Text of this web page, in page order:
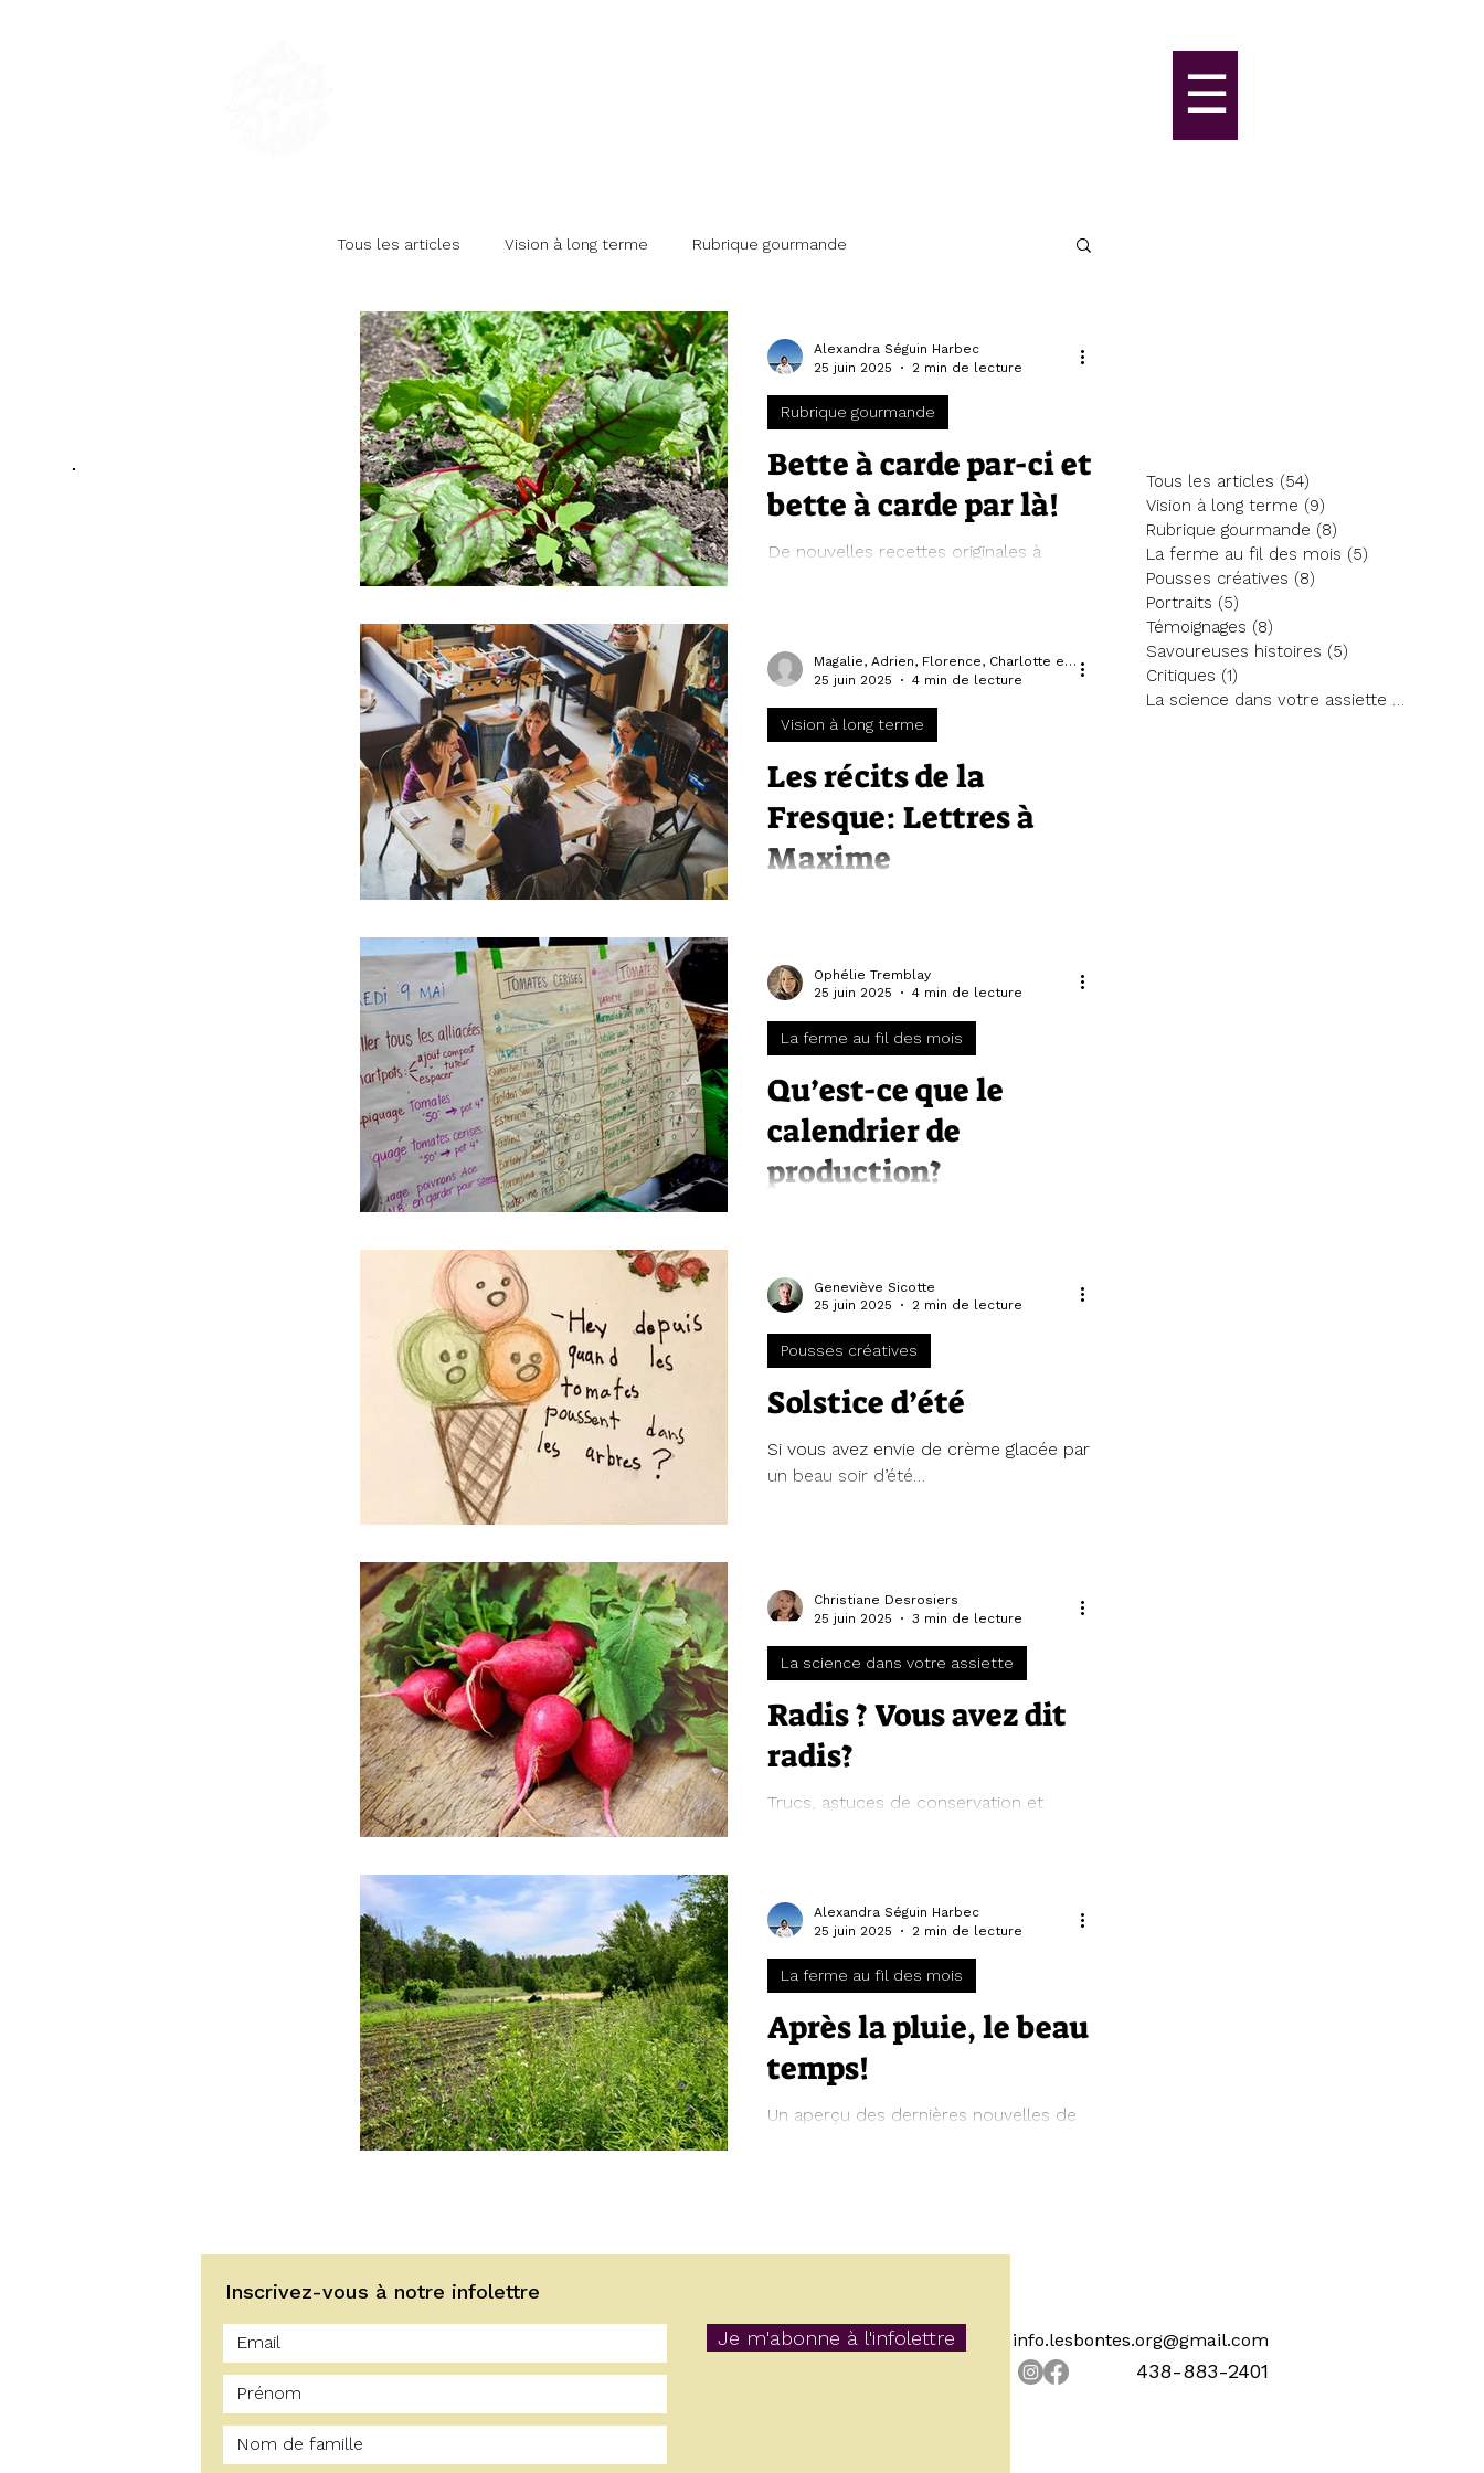
☰
Tous les articles Vision à long terme Rubrique gourmande
La ferme au fil des mois Pousses créatives
Savoureuses histoires Critiques La science dans votre assiette
Bette à carde par-ci et
bette à carde par là!
De nouvelles recettes originales à
Rubrique gourmande
Alexandra Séguin Harbec
25 juin 2025
2 min de lecture
Les récits de la
Fresque: Lettres à
Maxime
Vision à long terme
Magalie, Adrien, Florence, Charlotte et Christelle
25 juin 2025
4 min de lecture
Qu’est-ce que le
calendrier de
production?
La ferme au fil des mois
Ophélie Tremblay
25 juin 2025
4 min de lecture
Solstice d’été
Si vous avez envie de crème glacée par
un beau soir d’été…
Pousses créatives
Geneviève Sicotte
25 juin 2025
2 min de lecture
Radis ? Vous avez dit
radis?
Trucs, astuces de conservation et
La science dans votre assiette
Christiane Desrosiers
25 juin 2025
3 min de lecture
Après la pluie, le beau
temps!
Un aperçu des dernières nouvelles de
La ferme au fil des mois
Alexandra Séguin Harbec
25 juin 2025
2 min de lecture
Tous les articles (54)
Vision à long terme (9)
Rubrique gourmande (8)
La ferme au fil des mois (5)
Pousses créatives (8)
Portraits (5)
Témoignages (8)
Savoureuses histoires (5)
Critiques (1)
La science dans votre assiette (5)
Inscrivez-vous à notre infolettre
Je m'abonne à l'infolettre
info.lesbontes.org@gmail.com
438-883-2401